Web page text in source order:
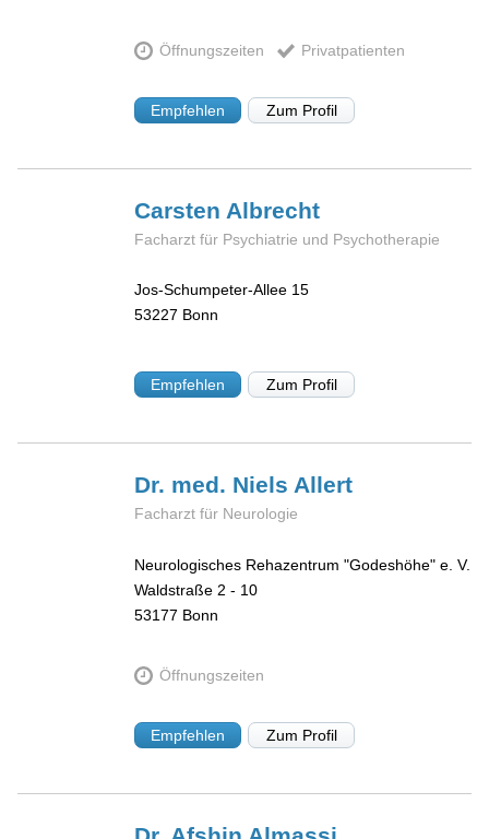
Öffnungszeiten Privatpatienten
Empfehlen Zum Profil
Carsten Albrecht
Facharzt für Psychiatrie und Psychotherapie
Jos-Schumpeter-Allee 15
53227 Bonn
Empfehlen Zum Profil
Dr. med. Niels Allert
Facharzt für Neurologie
Neurologisches Rehazentrum "Godeshöhe" e. V.
Waldstraße 2 - 10
53177 Bonn
Öffnungszeiten
Empfehlen Zum Profil